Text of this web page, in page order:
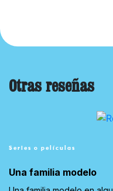
Otras reseñas
Series o películas
Una familia modelo